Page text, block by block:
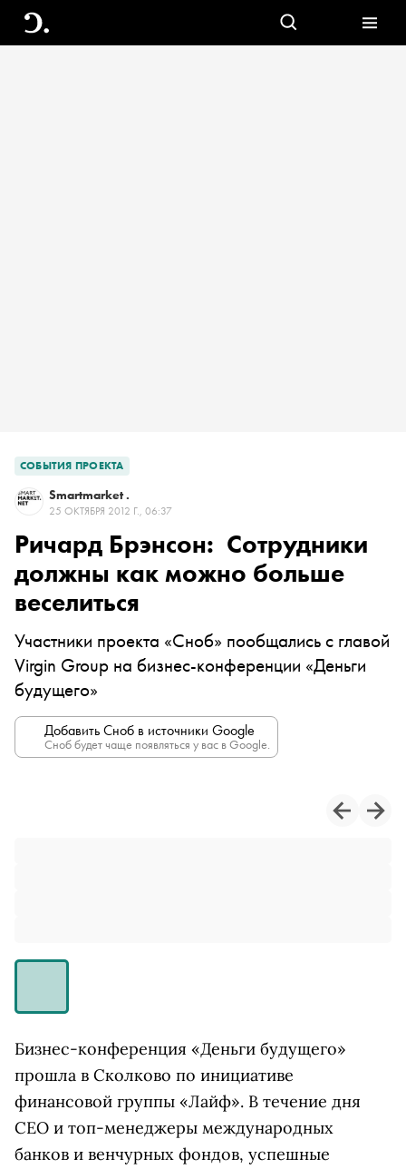
СОБЫТИЯ ПРОЕКТА
Smartmarket .
25 ОКТЯБРЯ 2012 Г., 06:37
Ричард Брэнсон: Сотрудники
должны как можно больше
веселиться
Участники проекта «Сноб» пообщались с главой
Virgin Group на бизнес-конференции «Деньги
будущего»
Добавить Сноб в источники Google
Сноб будет чаще появляться у вас в Google.
Бизнес-конференция «Деньги будущего»
прошла в Сколково по инициативе
финансовой группы «Лайф». В течение дня
СЕО и топ-менеджеры международных
банков и венчурных фондов, успешные